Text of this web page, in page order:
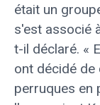
était un
s'est associé
t-il déclaré. «
ont décidé
perruques en